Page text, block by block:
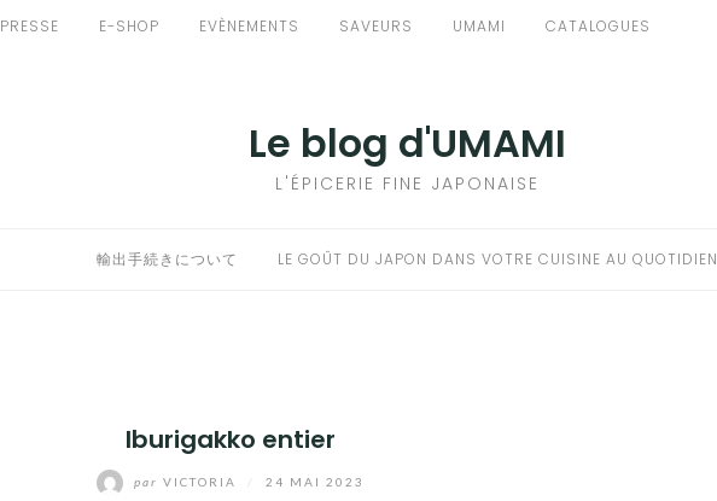
PRESSE E-SHOP EVÈNEMENTS SAVEURS UMAMI CATALOGUES
Le blog d'UMAMI
L'ÉPICERIE FINE JAPONAISE
輸出手続きについて LE GOÛT DU JAPON DANS VOTRE CUISINE AU QUOTIDIEN
Iburigakko entier
par VICTORIA 24 MAI 2023